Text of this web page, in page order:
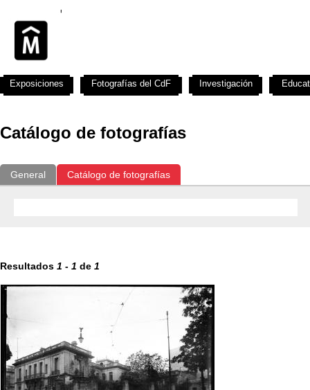
Catálogo de fotografías
General Catálogo de fotografías
Resultados 1 - 1 de 1
Exposiciones Fotografías del CdF Investigación